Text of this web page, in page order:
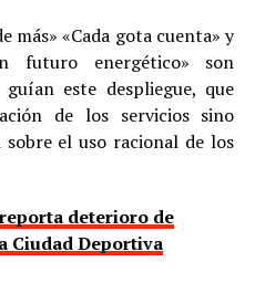
más» «Cada gota cuenta» y
futuro energético» son
este despliegue, que
de los servicios sino
el uso racional de los
deterioro de
Ciudad Deportiva